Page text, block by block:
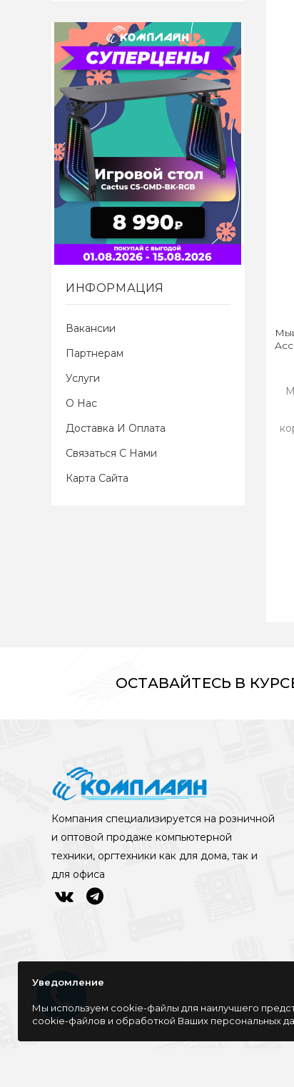
ИНФОРМАЦИЯ
Вакансии
Партнерам
Услуги
О Нас
Доставка И Оплата
Связаться С Нами
Карта Сайта
ОСТАВАЙТЕСЬ В
Компания специализируется на розничной
и оптовой продаже компьютерной
техники, оргтехники как для дома, так и
для офиса
Уведомление
Мы используем cookie-файлы для наилучшего
cookie-файлов и обработкой Ваших персональных